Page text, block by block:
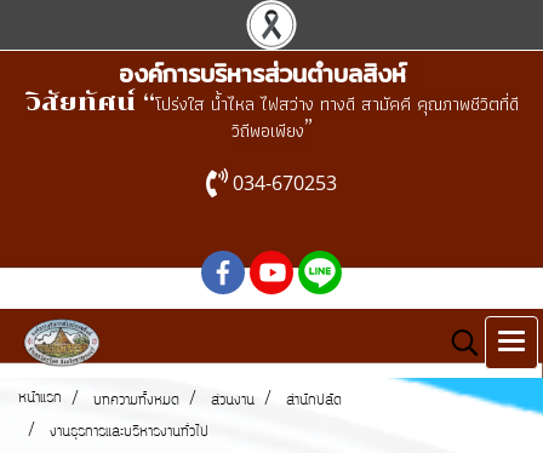
องค์การบริหารส่วนตำบลสิงห์
วิสัยทัศน์ “โปร่งใส น้ำไหล ไฟสว่าง ทางดี สามัคคี คุณภาพชีวิตที่ดี
วิถีพอเพียง”
034-670253
หน้าแรก บทความทั้งหมด ส่วนงาน สำนักปลัด
งานธุรการและบริหารงานทั่วไป